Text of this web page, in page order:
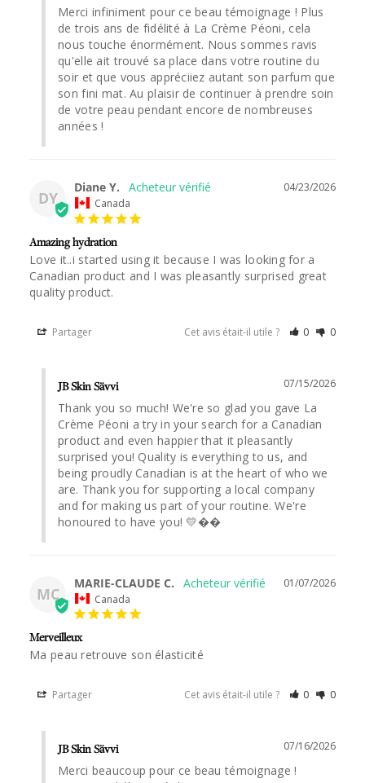
Merci infiniment pour ce beau témoignage ! Plus
de trois ans de fidélité à La Crème Péoni, cela
nous touche énormément. Nous sommes ravis
qu'elle ait trouvé sa place dans votre routine du
soir et que vous appréciiez autant son parfum que
son fini mat. Au plaisir de continuer à prendre soin
de votre peau pendant encore de nombreuses
années !
DY
04/23/2026
Diane Y.
Canada
Amazing hydration
Love it..i started using it because I was looking for a
Canadian product and I was pleasantly surprised great
quality product.
Partager Cet avis était-il utile ? 0 0
07/15/2026
JB Skin Sävvi
Thank you so much! We're so glad you gave La
Crème Péoni a try in your search for a Canadian
product and even happier that it pleasantly
surprised you! Quality is everything to us, and
being proudly Canadian is at the heart of who we
are. Thank you for supporting a local company
and for making us part of your routine. We're
honoured to have you! 💛��
MC
01/07/2026
MARIE-CLAUDE C.
Canada
Merveilleux
Ma peau retrouve son élasticité
Partager Cet avis était-il utile ? 0 0
07/16/2026
JB Skin Sävvi
Merci beaucoup pour ce beau témoignage !